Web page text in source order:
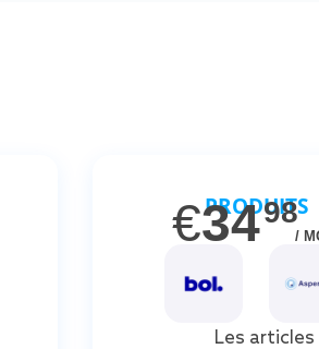
PRODUITS
€3498
/
Les articles